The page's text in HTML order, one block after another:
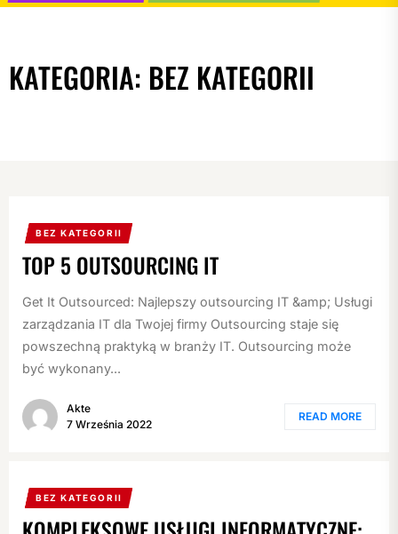
KATEGORIA: BEZ KATEGORII
BEZ KATEGORII
TOP 5 OUTSOURCING IT
Get It Outsourced: Najlepszy outsourcing IT &amp; Usługi
zarządzania IT dla Twojej firmy Outsourcing staje się
powszechną praktyką w branży IT. Outsourcing może
być wykonany...
Akte
7 Września 2022
READ MORE
BEZ KATEGORII